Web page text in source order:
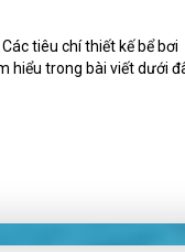
tiêu chí thiết kế bể bơi
hiểu trong bài viết dưới